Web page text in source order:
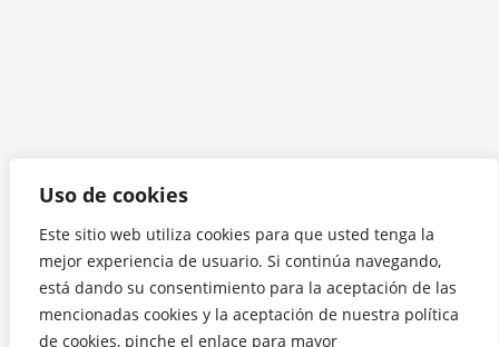
Uso de cookies
Este sitio web utiliza cookies para que usted tenga la
mejor experiencia de usuario. Si continúa navegando,
está dando su consentimiento para la aceptación de las
mencionadas cookies y la aceptación de nuestra política
de cookies, pinche el enlace para mayor